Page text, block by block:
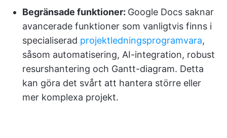
Begränsade funktioner: Google Docs saknar
avancerade funktioner som vanligtvis finns i
specialiserad projektledningsprogramvara,
såsom automatisering, AI-integration, robust
resurshantering och Gantt-diagram. Detta
kan göra det svårt att hantera större eller
mer komplexa projekt.